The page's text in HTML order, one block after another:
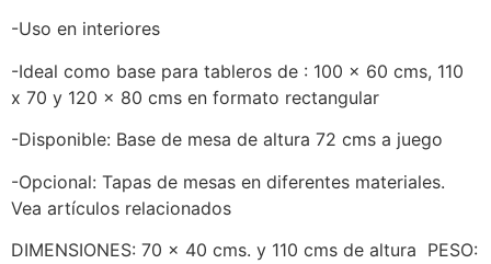
-Uso en interiores
-Ideal como base para tableros de : 100 x 60 cms, 110
x 70 y 120 x 80 cms en formato rectangular
-Disponible: Base de mesa de altura 72 cms a juego
-Opcional: Tapas de mesas en diferentes materiales.
Vea artículos relacionados
DIMENSIONES: 70 x 40 cms. y 110 cms de altura PESO: